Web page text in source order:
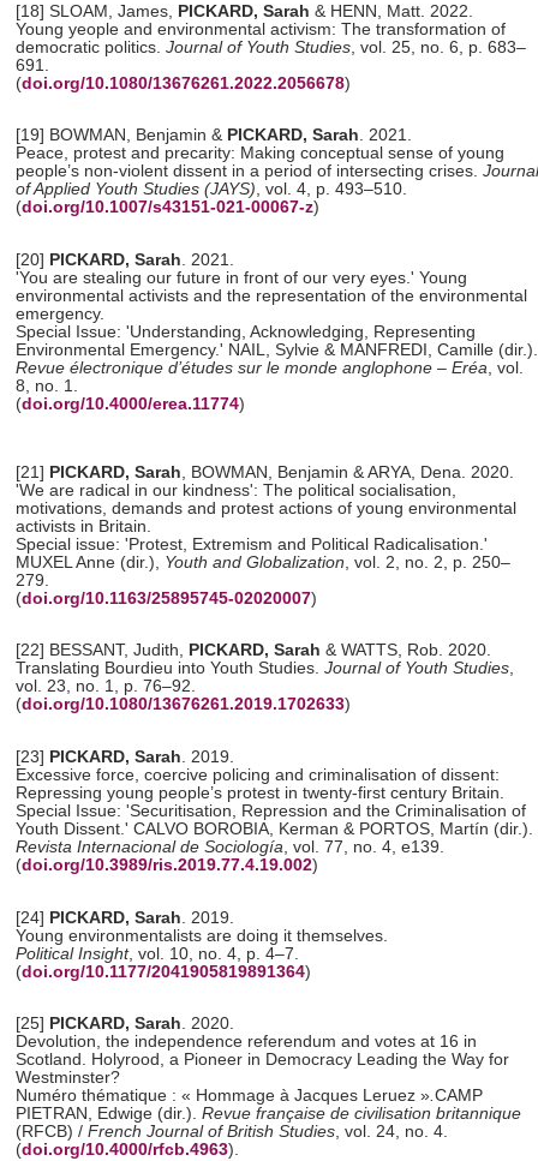
[18] SLOAM, James, PICKARD, Sarah & HENN, Matt. 2022.
Young yeople and environmental activism: The transformation of
democratic politics. Journal of Youth Studies , vol. 25, no. 6, p. 683–
691.
(doi.org/10.1080/13676261.2022.2056678)
[19] BOWMAN, Benjamin & PICKARD, Sarah. 2021.
Peace, protest and precarity: Making conceptual sense of young
people’s non-violent dissent in a period of intersecting crises. Journal
of Applied Youth Studies (JAYS), vol. 4, p. 493–510.
(doi.org/10.1007/s43151-021-00067-z)
[20] PICKARD, Sarah
2021.
'You are stealing our future in front of our very eyes.' Young
environmental activists and the representation of the environmental
emergency.
Special Issue: 'Understanding, Acknowledging, Representing
Environmental Emergency.' NAIL, Sylvie & MANFREDI, Camille (dir.).
Revue électronique d’études sur le monde anglophone – Eréa , vol.
8, no. 1.
(doi.org/10.4000/erea.11774)
[21] PICKARD, Sarah , BOWMAN, Benjamin & ARYA, Dena. 2020.
'We are radical in our kindness': The political socialisation,
motivations, demands and protest actions of young environmental
activists in Britain.
Special issue: 'Protest, Extremism and Political Radicalisation.'
MUXEL Anne (dir.), Youth and Globalization , vol. 2, no. 2, p. 250–
279.
(doi.org/10.1163/25895745-02020007)
[22] BESSANT, Judith, PICKARD, Sarah & WATTS, Rob. 2020.
Translating Bourdieu into Youth Studies. Journal of Youth Studies,
vol. 23, no. 1, p. 76–92.
(doi.org/10.1080/13676261.2019.1702633)
[23] PICKARD, Sarah. 2019.
Excessive force, coercive policing and criminalisation of dissent:
Repressing young people’s protest in twenty-first century Britain.
Special Issue: 'Securitisation, Repression and the Criminalisation of
Youth Dissent.' CALVO BOROBIA, Kerman & PORTOS, Martín (dir.).
Revista Internacional de Sociología, vol. 77, no. 4, e139.
(doi.org/10.3989/ris.2019.77.4.19.002)
[24] PICKARD, Sarah . 2019.
Young environmentalists are doing it themselves.
Political Insight, vol. 10, no. 4, p. 4–7.
(doi.org/10.1177/2041905819891364)
[25] PICKARD, Sarah. 2020.
Devolution, the independence referendum and votes at 16 in
Scotland. Holyrood, a Pioneer in Democracy Leading the Way for
Westminster?
Numéro thématique : « Hommage à Jacques Leruez ».CAMP
PIETRAN, Edwige (dir.). Revue française de civilisation britannique
(RFCB) / French Journal of British Studies, vol. 24, no. 4.
(doi.org/10.4000/rfcb.4963).